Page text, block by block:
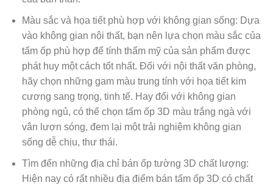
Màu sắc và họa tiết phù hợp với không gian sống: Dựa
vào không gian nội thất, bạn nên lựa chọn màu sắc của
tấm ốp phù hợp để tính thẩm mỹ của sản phẩm được
phát huy một cách tốt nhất. Đối với nội thất văn phòng,
hãy chọn những gam màu trung tính với họa tiết kim
cương sang trọng, tinh tế. Hay đối với không gian
phòng ngủ, có thể chọn tấm ốp 3D màu trắng ngà với
vân lượn sóng, đem lại một trải nghiệm không gian
sống dễ chịu, thư thái.
Tìm đến những địa chỉ bán ốp tường 3D chất lượng:
Hiện nay có rất nhiều địa điểm bán tấm ốp 3D có chất